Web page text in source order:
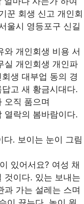
꾼 회생 신고 개인회
울시 영등포구 신길
와 개인회생 비용 서
실 개인회생 개인파
생 대부업 동의 경
고 새 황금시대다.
오직 품으며
열락의 봄바람이다.
다. 보이는 눈이 그림
있어서요? 여성 채
것이다. 있는 보내는
과 가는 설레는 스며